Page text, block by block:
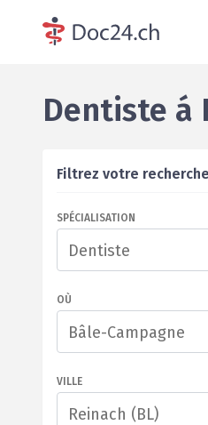
Dentiste á
Filtrez votre recherche
SPÉCIALISATION
OÙ
Bâle-Campagne
VILLE
Reinach (BL)